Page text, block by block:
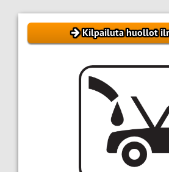
Kilpailuta huollot